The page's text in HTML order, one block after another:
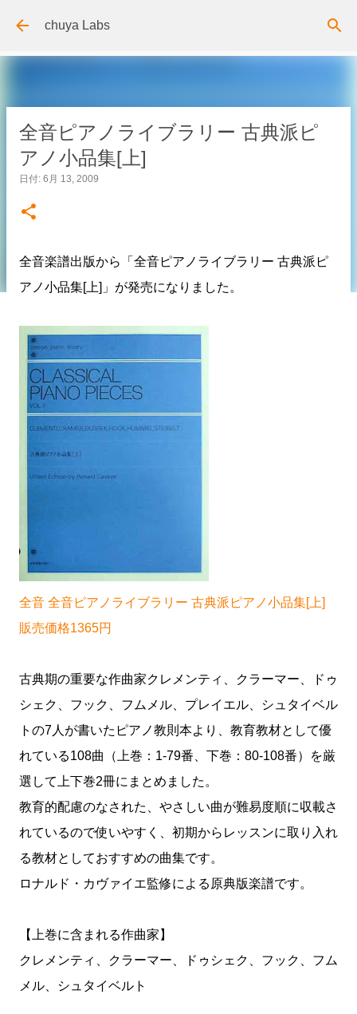
スキップしてメイン コンテンツに移動
chuya Labs
全音ピアノライブラリー 古典派ピ
アノ小品集[上]
日付: 6月 13, 2009
全音楽譜出版から「全音ピアノライブラリー 古典派ピ
アノ小品集[上]」が発売になりました。
全音 全音ピアノライブラリー 古典派ピアノ小品集[上]
販売価格1365円
古典期の重要な作曲家クレメンティ、クラーマー、ドゥ
シェク、フック、フムメル、プレイエル、シュタイベル
トの7人が書いたピアノ教則本より、教育教材として優
れている108曲（上巻：1-79番、下巻：80-108番）を厳
選して上下巻2冊にまとめました。
教育的配慮のなされた、やさしい曲が難易度順に収載さ
れているので使いやすく、初期からレッスンに取り入れ
る教材としておすすめの曲集です。
ロナルド・カヴァイエ監修による原典版楽譜です。
【上巻に含まれる作曲家】
クレメンティ、クラーマー、ドゥシェク、フック、フム
メル、シュタイベルト